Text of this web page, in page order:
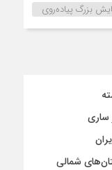
بزرگ پیاده‌روی
ساری
شمالی